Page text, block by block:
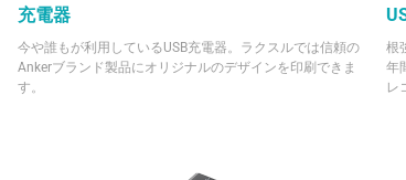
充電器
今や誰もが利用しているUSB充電器。ラクスルでは信頼の
Ankerブランド製品にオリジナルのデザインを印刷できま
す。
根
年
レ